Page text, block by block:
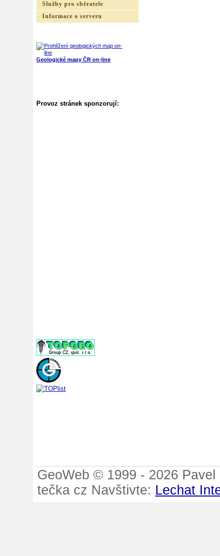
Služby pro sběratele
Informace o serveru
Geologické mapy ČR on-line
Provoz stránek sponzorují:
GeoWeb © 1999 - 2026
tečka cz Navštivte: Lechat